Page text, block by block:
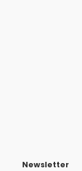
Newsletter